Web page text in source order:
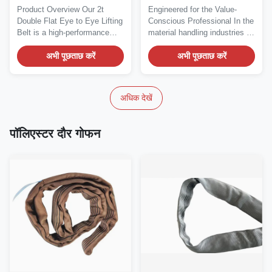
Product Overview Our 2t
Double Flat Eye to Eye Lifting
Belt is a high-performance
polyester...
अभी पूछताछ करें
लंबाई | 30 मिमी चौड़ाई |
पॉलिएस्टर वेबिंग (बैंगनी)
Engineered for the Value-
Conscious Professional In the
material handling industries of
New...
अभी पूछताछ करें
अधिक देखें
पॉलिएस्टर दौर गोफन